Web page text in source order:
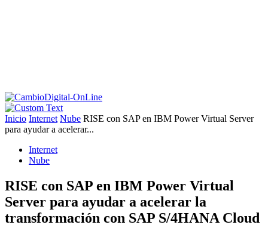
Inicio Internet Nube RISE con SAP en IBM Power Virtual Server
para ayudar a acelerar...
Internet
Nube
RISE con SAP en IBM Power Virtual
Server para ayudar a acelerar la
transformación con SAP S/4HANA Cloud